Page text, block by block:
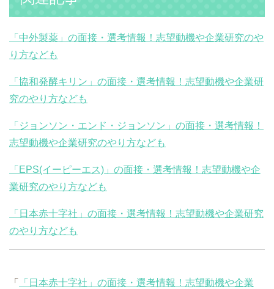
「中外製薬」の面接・選考情報！志望動機や企業研究のや
り方なども
「協和発酵キリン」の面接・選考情報！志望動機や企業研
究のやり方なども
「ジョンソン・エンド・ジョンソン」の面接・選考情報！
志望動機や企業研究のやり方なども
「EPS(イーピーエス)」の面接・選考情報！志望動機や企
業研究のやり方なども
「日本赤十字社」の面接・選考情報！志望動機や企業研究
のやり方なども
「
「日本赤十字社」の面接・選考情報！志望動機や企業